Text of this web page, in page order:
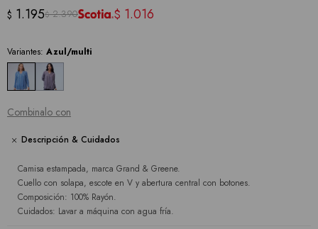
$ 1.195$ 2.390 $ 1.016
Variantes: Azul/multi
Combinalo con
Descripción & Cuidados
Camisa estampada, marca Grand & Greene.
Cuello con solapa, escote en V y abertura central con botones.
Composición: 100% Rayón.
Cuidados: Lavar a máquina con agua fría.